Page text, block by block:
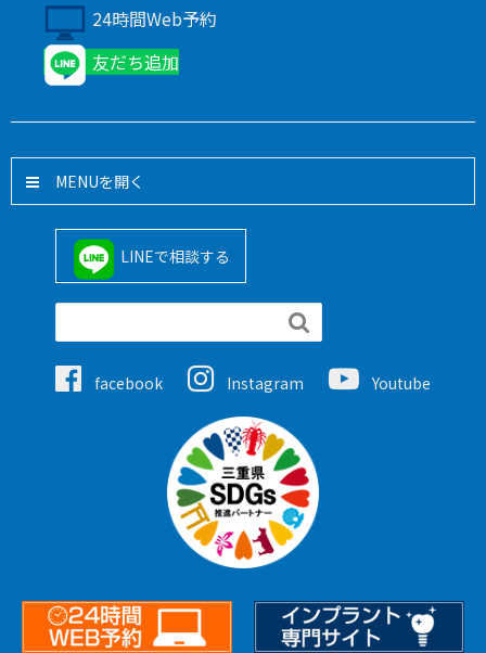
24時間Web予約
友だち追加
MENU
LINEで相談する

facebook Instagram Youtube